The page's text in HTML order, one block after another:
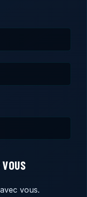
vous.